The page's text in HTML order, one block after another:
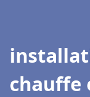
chauffe